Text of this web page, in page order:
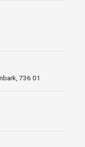
736 01